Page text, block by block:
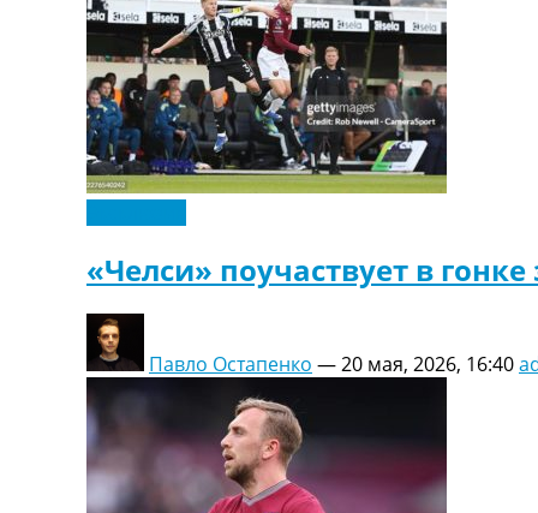
«Челси» поучаствует в
Павло Остапенко —20 мая, 2026, 16:40